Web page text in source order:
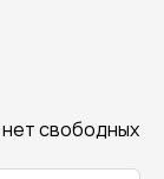
свободных